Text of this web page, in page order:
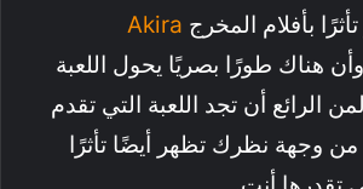
Akira
هناك طورًا بصريًا يحول اللعبة
الرائع أن تجد اللعبة التي تقدم
وجهة نظرك تظهر أيضًا تأثرًا